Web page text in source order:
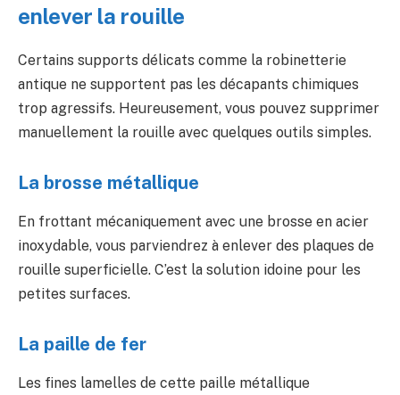
enlever la rouille
Certains supports délicats comme la robinetterie
antique ne supportent pas les décapants chimiques
trop agressifs. Heureusement, vous pouvez supprimer
manuellement la rouille avec quelques outils simples.
La brosse métallique
En frottant mécaniquement avec une brosse en acier
inoxydable, vous parviendrez à enlever des plaques de
rouille superficielle. C’est la solution idoine pour les
petites surfaces.
La paille de fer
Les fines lamelles de cette paille métallique